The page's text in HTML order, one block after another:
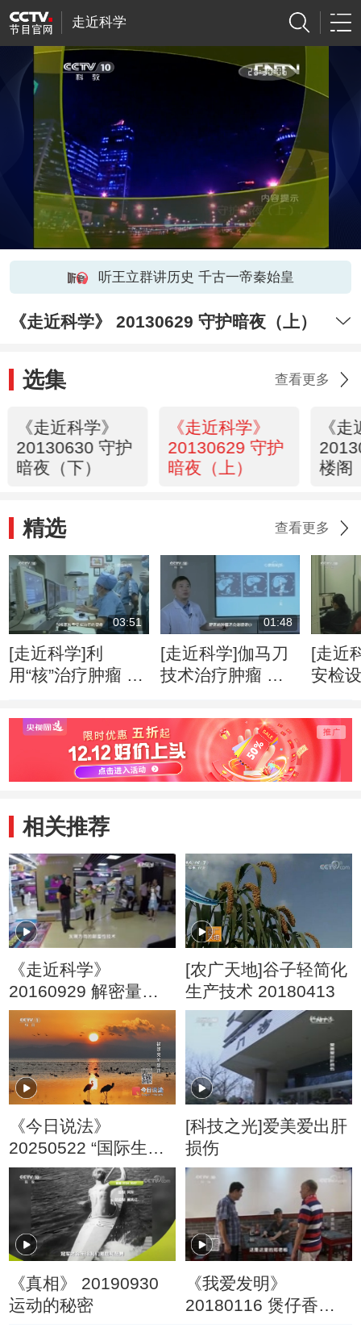
走近科学
听王立群讲历史 千古一帝秦始皇
《走近科学》 20130629 守护暗夜（上）
选集 查看更多
《走近科学》
20130630 守护
暗夜（下）
《走近科学》
20130629 守护
暗夜（上）
《
楼阁
精选 查看更多
03:51
[走近科学]利
用“核”治疗肿瘤 是
程碑
01:48
[走近科学]伽马刀
技术治疗肿瘤 精
感染
[走近
安检
可
相关推荐
《走近科学》
20160929 解密量子
点
[农广天地]谷子轻简化
生产技术 20180413
《今日说法》
20250522 “国际生物
多样性日”特别策划 被
照亮的黑夜
[科技之光]爱美爱出肝
损伤
《真相》 20190930
运动的秘密
《我爱发明》
20180116 煲仔香飘